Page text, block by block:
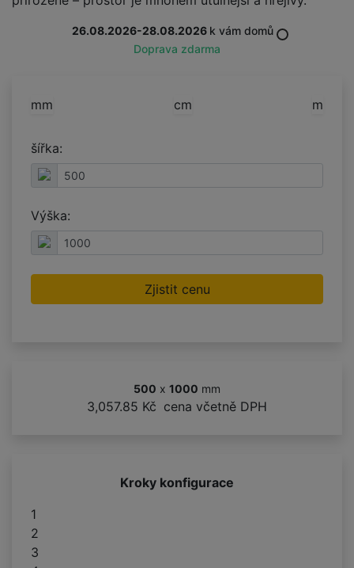
26.08.2026-28.08.2026 k vám domů
Doprava zdarma
mm cm m
šířka:
Výška:
Zjistit cenu
500 x 1000 mm
3,057.85 Kč cena včetně DPH
Kroky konfigurace
1
2
3